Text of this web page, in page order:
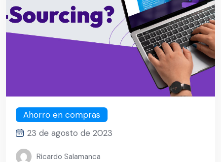
Ahorro en compras
23 de agosto de 2023
Ricardo Salamanca